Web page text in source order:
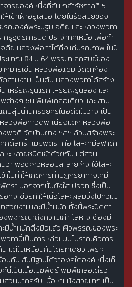
จารย์องค์หนึ่งที่ล้นเกล้ารัชกาลที่ 5
ห้เข้าเฝ้าอยู่เสมอ โดยในรัชสมัยของ
ณ์องค์พระปฐมเจดีย์ และหลวงพ่อทา
ครูอุตรการบดี ประจำทิศเหนือ เพื่อทำ
ดีย์ หลวงพ่อทาได้ถึงแก่มรณภาพ ในปี
ะมาณ 84 ปี 64 พรรษา ลูกศิษย์ของ
กมายเช่น หลวงพ่อแช่ม วัดตาก้อง
สามง่าม เป็นต้น หลวงพ่อทาได้สร้าง
เหรียญรุ่นแรก เหรียญรุ่นสอง และ
างๆเช่น พิมพ์เกลอเดี่ยว และ สาม
ถบลุ่มน้ำนครชัยศรีในอดีตไม่ว่าจะเป็น
ลวงพ่อทาวัดพะเนียงแตก หลวงพ่อ
พ่อดี วัดบ้านยาง ฯลฯ ล้วนสร้างพระ
กดิ์สิทธิ์ "เมฆพัตร" คือ โลหะที่มีสีฟ้าดำ
หะหลายชนิดเข้าด้วยกัน แต่ส่วน
า พอตะกั่วหลอมละลาย ก็จะใช้โลหะ
ไปทำให้เกิดการทำปฏิกิริยาทางเคมี
พัตร" นอกจากนั้นยังใส่ ปรอท ซึ่งเป็น
อทจะช่วยทำให้เนื้อโลหะผสมวิ่งไปทั่วแม่
สวยงามและมีน้ำหนัก ทั้งนี้พระปิดตา
พิจารณาถึงความเก่า โลหะจะต้องมี
ะมีน้ำหนักตึงมือแล้ว ผิวพรรณของพระ
อทานี้เป็นการหล่อแบบโบราณคือการ
แต่ไม่เหมือนกันโดยทีเดียว เพราะ
นกัน สันนิฐานได้ว่าองค์ใดองค์หนึ่งเก๊
ค์นี้เป็นเนื้อเมฆพัตร์ พิมพ์เกลอเดี่ยว
วนมากครับ เนื้อหาแห้งสวยมาก เป็น